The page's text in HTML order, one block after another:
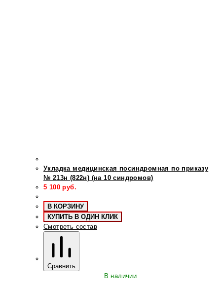
Укладка медицинская посиндромная по приказу
№ 213н (822н) (на 10 синдромов)
5 100 руб.
В КОРЗИНУ
КУПИТЬ В ОДИН КЛИК
Смотреть состав
Сравнить
В наличии